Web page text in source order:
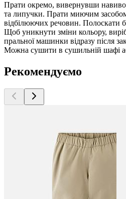
Прати окремо, вивернувши
та липучки. Прати миючим
відбілюючих речовин. Полоскати
Щоб уникнути зміни кольору,
пральної машинки відразу після
Можна сушити в сушильній шафі
Рекомендуємо